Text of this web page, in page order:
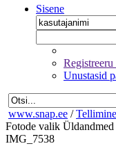
Sisene
Registreeru
Unustasid
www.snap.ee / Tellimine
Fotode valik Üldandmed
IMG_7538